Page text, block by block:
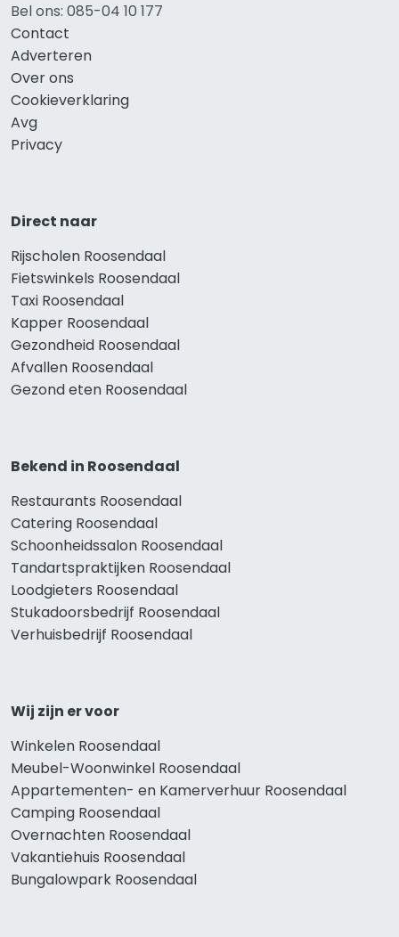
Bel ons: 085-04 10 177
Contact
Adverteren
Over ons
Cookieverklaring
Avg
Privacy
Direct naar
Rijscholen Roosendaal
Fietswinkels Roosendaal
Taxi Roosendaal
Kapper Roosendaal
Gezondheid Roosendaal
Afvallen Roosendaal
Gezond eten Roosendaal
Bekend in Roosendaal
Restaurants Roosendaal
Catering Roosendaal
Schoonheidssalon Roosendaal
Tandartspraktijken Roosendaal
Loodgieters Roosendaal
Stukadoorsbedrijf Roosendaal
Verhuisbedrijf Roosendaal
Wij zijn er voor
Winkelen Roosendaal
Meubel-Woonwinkel Roosendaal
Appartementen- en Kamerverhuur Roosendaal
Camping Roosendaal
Overnachten Roosendaal
Vakantiehuis Roosendaal
Bungalowpark Roosendaal